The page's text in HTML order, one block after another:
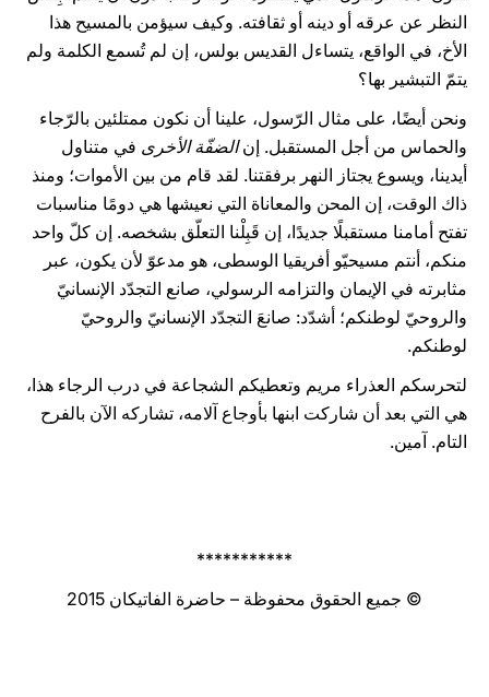
النظر عن عرقه أو دينه أو ثقافته. وكيف سيؤمن بالمسيح هذا
الأخ، في الواقع، يتساءل القديس بولس، إن لم تُسمع الكلمة ولم
يتمّ التبشير بها؟
ونحن أيضًا، على مثال الرّسول، علينا أن نكون ممتلئين بالرّجاء
والحماس من أجل المستقبل. إنالضفّة الأخرى في متناول
أيدينا، ويسوع يجتاز النهر برفقتنا. لقد قام من بين الأموات؛ ومنذ
ذاك الوقت، إن المحن والمعاناة التي نعيشها هي دومًا مناسبات
تفتح أمامنا مستقبلًا جديدًا، إن قَبِلْنا التعلّق بشخصه. إن كلّ واحد
منكم، أنتم مسيحيّو أفريقيا الوسطى، هو مدعوّ لأن يكون، عبر
مثابرته في الإيمان والتزامه الرسولي، صانع التجدّد الإنسانيّ
والروحيّ لوطنكم؛ أشدّد: صانعَ التجدّد الإنسانيّ والروحيّ
لوطنكم.
لتحرسكم العذراء مريم وتعطيكم الشجاعة في درب الرجاء هذا،
هي التي بعد أن شاركت ابنها بأوجاع آلامه، تشاركه الآن بالفرح
التام. آمين.
***********
© جميع الحقوق محفوظة – حاضرة الفاتيكان 2015